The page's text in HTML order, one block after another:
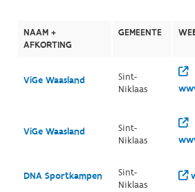
NAAM +
AFKORTING
GEMEENTE
ViGe Waasland
Sint-
Niklaas
ViGe Waasland
Sint-
Niklaas
DNA Sportkampen
Sint-
Niklaas